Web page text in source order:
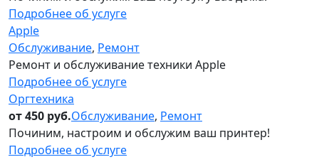
Подробнее об услуге
Apple
Обслуживание, Ремонт
Ремонт и обслуживание техники Apple
Подробнее об услуге
Оргтехника
от 450 руб.Обслуживание, Ремонт
Починим, настроим и обслужим ваш принтер!
Подробнее об услуге